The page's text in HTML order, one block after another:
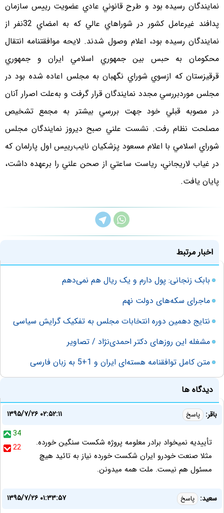
نمايندگان رسيده بود و طرح قانوني عادي عضويت رييس سازمان
پدافند غيرعامل كشور در شوراهاي عالي كه به امضاي 32نفر از
نمايندگان رسيده بود، اعلام وصول شدند. لايحه موافقتنامه انتقال
محكومان به حبس بين جمهوري اسلامي ايران و جمهوري
قرقيزستان كه ازسوي شوراي نگهبان به مجلس اعاده شده بود در
مجلس موردبررسي مجدد نمايندگان قرار گرفت و به‌علت اصرار آنان
در مصوبه قبلي خود جهت بررسي بيشتر به مجمع تشخيص
مصلحت نظام رفت. نشست علني صبح ديروز نمايندگان مجلس
شوراي اسلامي با اعلام مسعود پزشكيان نايب‌رييس اول پارلمان كه
در غياب لاريجاني، رياست ساعتي از صحن علني را برعهده داشت،
پايان يافت.
اخبار مرتبط
بابک زنجانی: پول دارم و یک ریال هم نمی‌دهم
ماجرای سكه‌های دولت نهم
نتایج دهمین دوره انتخابات مجلس به تفکیک گرایش سیاسی
مشغله این روزهای دکتر احمدی‌نژاد / تصاویر
متن کامل توافقنامه هسته‌ای ایران و 1+5 به زبان فارسی
دیدگاه ها
باقر: پاسخ
۱۳۹۵/۷/۲۶ ۰۲:۵۲:۱۱
34
22
تأییدیه نمیخواد برادر معلومه پروژه شکست سنگین خورده.
مثلا صنعت خودرو ایران شکست خورده نیاز به تائید هیچ
مسئول هم نیست. ملت همه میدونن.
سعيد: پاسخ
۱۳۹۵/۷/۲۶ ۰۱:۳۳:۵۷